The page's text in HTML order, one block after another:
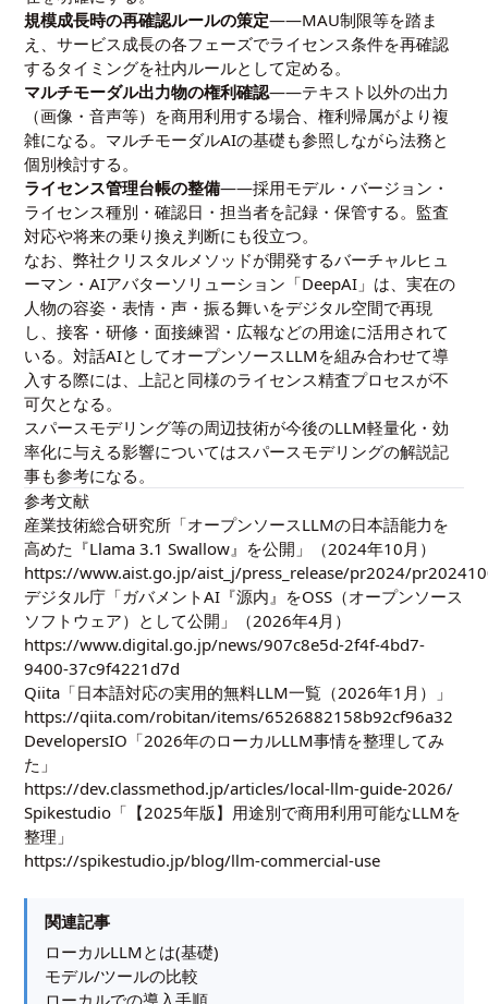
規模成長時の再確認ルールの策定——MAU制限等を踏ま
え、サービス成長の各フェーズでライセンス条件を再確認
するタイミングを社内ルールとして定める。
マルチモーダル出力物の権利確認——テキスト以外の出力
（画像・音声等）を商用利用する場合、権利帰属がより複
雑になる。 マルチモーダルAIの基礎も参照しながら法務と
個別検討する。
ライセンス管理台帳の整備——採用モデル・バージョン・
ライセンス種別・確認日・担当者を記録・保管する。監査
対応や将来の乗り換え判断にも役立つ。
なお、弊社クリスタルメソッドが開発するバーチャルヒュ
ーマン・AIアバターソリューション「DeepAI」は、実在の
人物の容姿・表情・声・振る舞いをデジタル空間で再現
し、接客・研修・面接練習・広報などの用途に活用されて
いる。対話AIとしてオープンソースLLMを組み合わせて導
入する際には、上記と同様のライセンス精査プロセスが不
可欠となる。
スパースモデリング等の周辺技術が今後のLLM軽量化・効
率化に与える影響についてはスパースモデリングの解説記
事も参考になる。
参考文献
産業技術総合研究所「オープンソースLLMの日本語能力を
高めた『Llama 3.1 Swallow』を公開」（2024年10月）
https://www.aist.go.jp/aist_j/press_release/pr2024/
デジタル庁「ガバメントAI『源内』をOSS（オープンソース
ソフトウェア）として公開」（2026年4月）
https://www.digital.go.jp/news/907c8e5d-2f4f-4bd7-
9400-37c9f4221d7d
Qiita「日本語対応の実用的無料LLM一覧（2026年1月）」
https://qiita.com/robitan/items/6526882158b92cf96a32
DevelopersIO「2026年のローカルLLM事情を整理してみ
た」
https://dev.classmethod.jp/articles/local-llm-guide-2026/
Spikestudio「【2025年版】用途別で商用利用可能なLLMを
整理」
https://spikestudio.jp/blog/llm-commercial-use
関連記事
ローカルLLMとは(基礎)
モデル/ツールの比較